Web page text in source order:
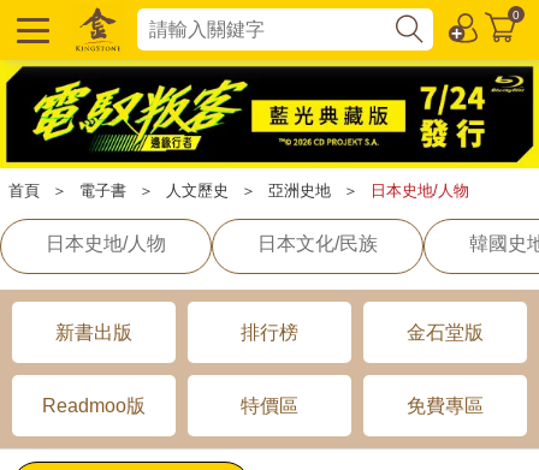
0
首頁 ＞ 電子書 ＞ 人文歷史 ＞ 亞洲史地 ＞ 日本史地/人物
日本史地/人物 日本文化/民族 韓國史
新書出版 排行榜 金石堂版
Readmoo版 特價區 免費專區